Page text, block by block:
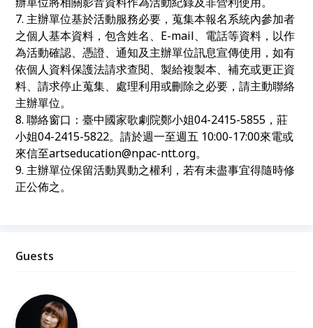
7. 主辦單位基於活動服務必要，蒐集本報名系統內參加者
之個人基本資料，包含姓名、E-mail、電話等資料，以作
為活動確認、憑證、通知及主辦單位訊息宣傳使用，如有
依個人資料保護法請求查閱、製給複製本、補充或更正資
料、請求停止蒐集、處理利用或刪除之必要，請主動聯絡
主辦單位。
8. 聯絡窗口：臺中國家歌劇院鄭小姐04-2415-5855，莊
小姐04-2415-5822。請於週一至週五 10:00-17:00來電或
來信至artseducation@npac-ntt.org。
9. 主辦單位保留活動異動之權利，若有未盡事宜得隨時修
正公佈之。
Guests